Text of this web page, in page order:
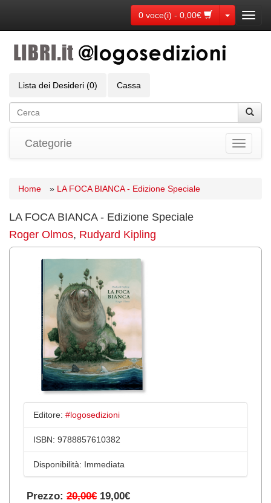
0 voce(i) - 0,00€ Toggle
Lista dei Desideri (0) Cassa
Toggle
Categorie
Home » LA FOCA BIANCA - Edizione Speciale
LA FOCA BIANCA - Edizione Speciale
Roger Olmos, Rudyard Kipling
Editore: #logosedizioni
ISBN: 9788857610382
Disponibilità: Immediata
Prezzo: 20,00€ 19,00€